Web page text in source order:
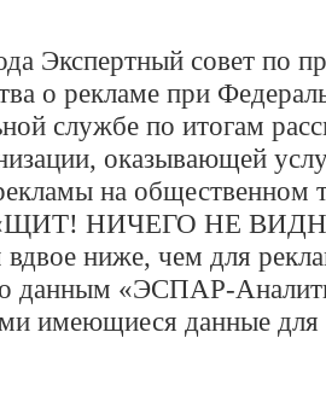
Экспертный совет по
о рекламе при
службе по итогам
оказывающей
на общественном
НИЧЕГО НЕ
вдвое ниже, чем для
данным «ЭСПАР-
имеющиеся данные для